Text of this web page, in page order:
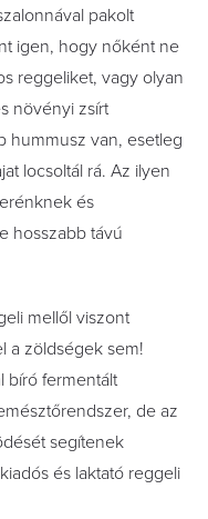
pakolt
igen, hogy nőként ne
reggeliket, vagy olyan
növényi zsírt
hummusz van, esetleg
locsoltál rá. Az ilyen
és
hosszabb távú
mellől viszont
a zöldségek sem!
bíró fermentált
de az
segítenek
és laktató reggeli